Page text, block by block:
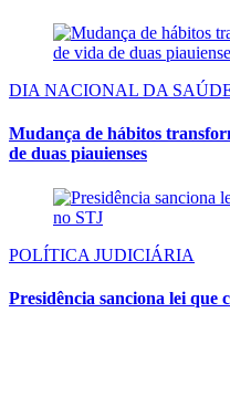
DIA NACIONAL DA
Mudança de hábitos
de duas piauienses
POLÍTICA JUDICIÁRIA
Presidência sanciona lei